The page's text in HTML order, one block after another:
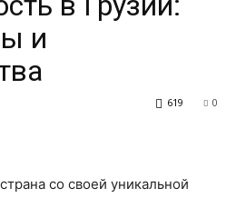
и
0
619
со своей уникальной